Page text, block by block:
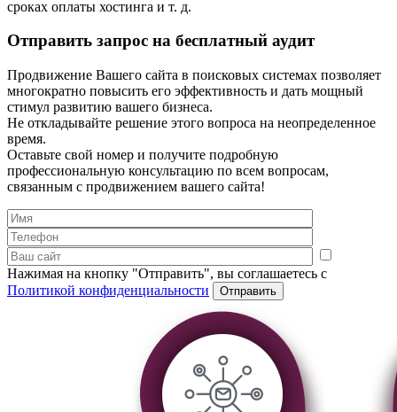
сроках оплаты хостинга и т. д.
Отправить запрос на бесплатный аудит
Продвижение Вашего сайта в поисковых системах позволяет
многократно повысить его эффективность и дать мощный
стимул развитию вашего бизнеса.
Не откладывайте решение этого вопроса на неопределенное
время.
Оставьте свой номер и получите подробную
профессиональную консультацию по всем вопросам,
связанным с продвижением вашего сайта!
Нажимая на кнопку "Отправить", вы соглашаетесь с
Политикой конфиденциальности